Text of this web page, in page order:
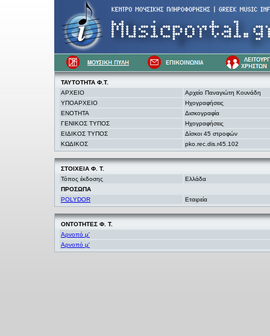
ΤΑΥΤΟΤΗΤΑ Φ.Τ.
ΑΡΧΕΙΟ
Αρχείο Παναγιώτη Κουνάδη
ΥΠΟΑΡΧΕΙΟ
Ηχογραφήσεις
ΕΝΟΤΗΤΑ
Δισκογραφία
ΓΕΝΙΚΟΣ ΤΥΠΟΣ
Ηχογραφήσεις
ΕΙΔΙΚΟΣ ΤΥΠΟΣ
Δίσκοι 45 στροφών
ΚΩΔΙΚΟΣ
pko.rec.dis.r45.102
ΣΤΟΙΧΕΙΑ Φ. Τ.
Τόπος έκδοσης
Ελλάδα
ΠΡΟΣΩΠΑ
POLYDOR
Εταιρεία
ΟΝΤΟΤΗΤΕΣ Φ. Τ.
Αρνοπό μ'
Αρνοπό μ'